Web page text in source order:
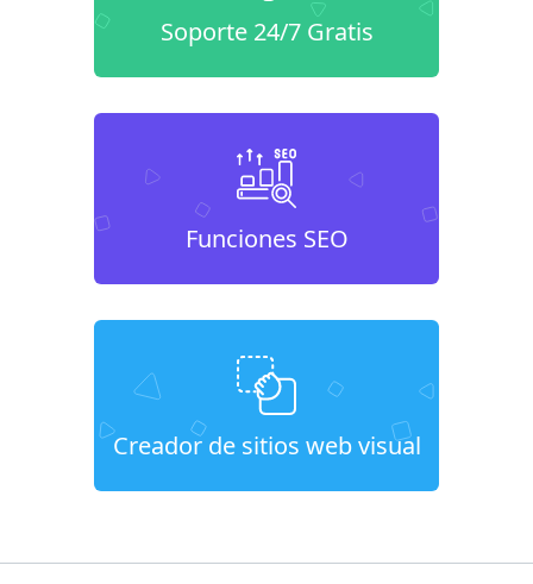
Soporte 24/7 Gratis
Funciones SEO
Creador de sitios web visual